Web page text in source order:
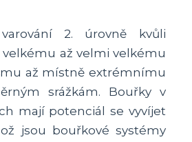
2. úrovně kvůli
až velmi velkému
až místně extrémnímu
srážkám. Bouřky v
mají potenciál se vyvíjet
jsou bouřkové systémy